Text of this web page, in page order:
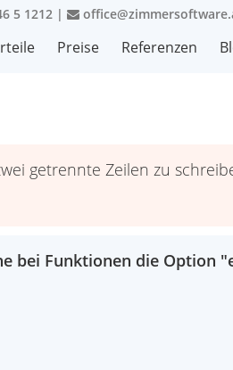
5 1212 |
Preise Referenzen
getrennte Zeilen zu
bei Funktionen die Option